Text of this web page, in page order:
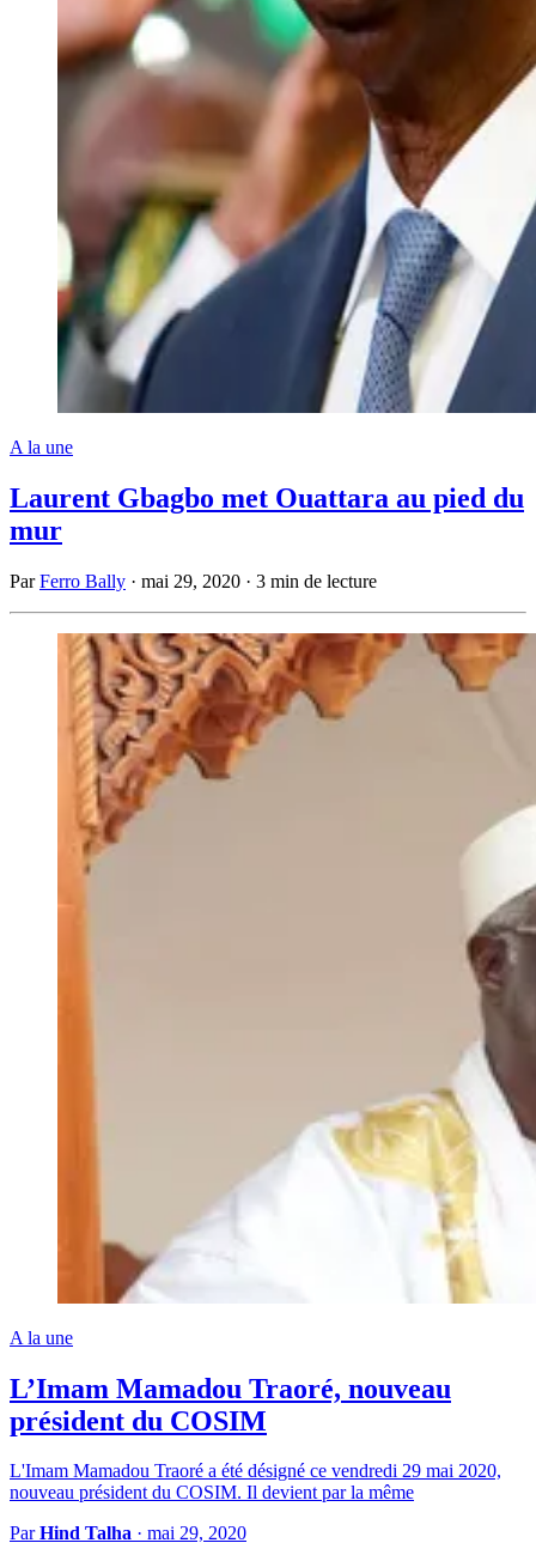
A la une
Laurent Gbagbo met Ouattara au pied du
mur
ParFerro Bally · mai 29, 2020 · 3 min de lecture
A la une
L’Imam Mamadou Traoré, nouveau
président du COSIM
L'Imam Mamadou Traoré a été désigné ce vendredi 29 mai 2020,
nouveau président du COSIM. Il devient par la même
ParHind Talha · mai 29, 2020